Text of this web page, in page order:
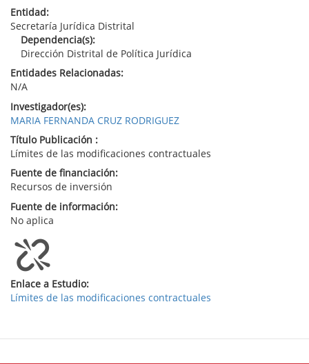
Entidad:
Secretaría Jurídica Distrital
Dependencia(s):
Dirección Distrital de Política Jurídica
Entidades Relacionadas:
N/A
Investigador(es):
MARIA FERNANDA CRUZ RODRIGUEZ
Título Publicación :
Límites de las modificaciones contractuales
Fuente de financiación:
Recursos de inversión
Fuente de información:
No aplica
Enlace a Estudio:
Límites de las modificaciones contractuales